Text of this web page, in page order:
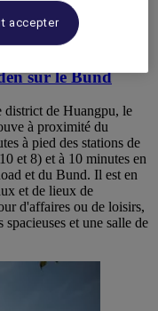
sur le Bund
district de Huangpu, le
à proximité du
à pied des stations de
et 8) et à 10 minutes en
et du Bund. Il est en
et de lieux de
d'affaires ou de loisirs,
et une salle de
accepter